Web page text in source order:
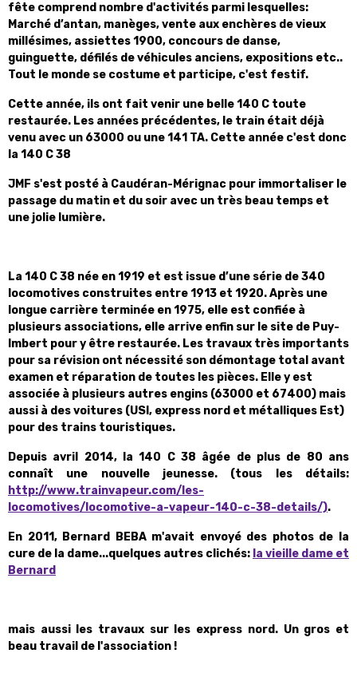
fête comprend nombre d'activités parmi lesquelles:
Marché d’antan, manèges, vente aux enchères de vieux
millésimes, assiettes 1900, concours de danse,
guinguette, défilés de véhicules anciens, expositions etc..
Tout le monde se costume et participe, c'est festif.
Cette année, ils ont fait venir une belle 140 C toute
restaurée. Les années précédentes, le train était déjà
venu avec un 63000 ou une 141 TA. Cette année c'est donc
la 140 C 38
JMF s'est posté à Caudéran-Mérignac pour immortaliser le
passage du matin et du soir avec un très beau temps et
une jolie lumière.
La 140 C 38 née en 1919 et est issue d’une série de 340
locomotives construites entre 1913 et 1920. Après une
longue carrière terminée en 1975, elle est confiée à
plusieurs associations, elle arrive enfin sur le site de Puy-
Imbert pour y être restaurée. Les travaux très importants
pour sa révision ont nécessité son démontage total avant
examen et réparation de toutes les pièces. Elle y est
associée à plusieurs autres engins (63000 et 67400) mais
aussi à des voitures (USI, express nord et métalliques Est)
pour des trains touristiques.
Depuis avril 2014, la 140 C 38 âgée de plus de 80 ans
connaît une nouvelle jeunesse. (tous les détails:
http://www.trainvapeur.com/les-
locomotives/locomotive-a-vapeur-140-c-38-details/).
En 2011, Bernard BEBA m'avait envoyé des photos de la
cure de la dame...quelques autres clichés: la vieille dame et
Bernard
mais aussi les travaux sur les express nord. Un gros et
beau travail de l'association !